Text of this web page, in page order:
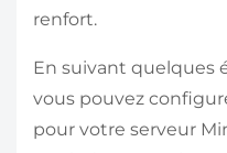
renfort.
En suivant quelques
vous pouvez
pour votre serveur